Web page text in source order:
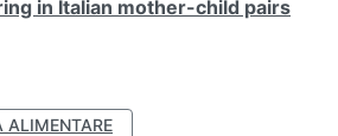
in Italian mother-child pairs
ALIMENTARE